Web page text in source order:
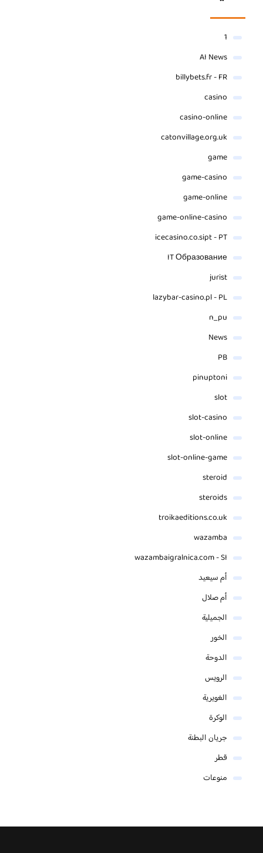
1
AI News
billybets.fr - FR
casino
casino-online
catonvillage.org.uk
game
game-casino
game-online
game-online-casino
icecasino.co.sipt - PT
IT Образование
jurist
lazybar-casino.pl - PL
n_pu
News
PB
pinuptoni
slot
slot-casino
slot-online
slot-online-game
steroid
steroids
troikaeditions.co.uk
wazamba
wazambaigralnica.com - SI
أم سيعيد
أم صلال
الجميلية
الخور
الدوحة
الرويس
الغويرية
الوكرة
جريان البطنة
قطر
منوعات